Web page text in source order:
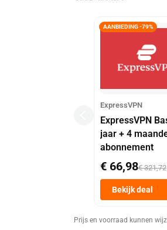
AANBIEDING -79%
ExpressVPN
ExpressVPN
jaar + 4
abonnement
€ 66,98€ 321,72
Bekijk deal
Prijs en voorraad kunnen